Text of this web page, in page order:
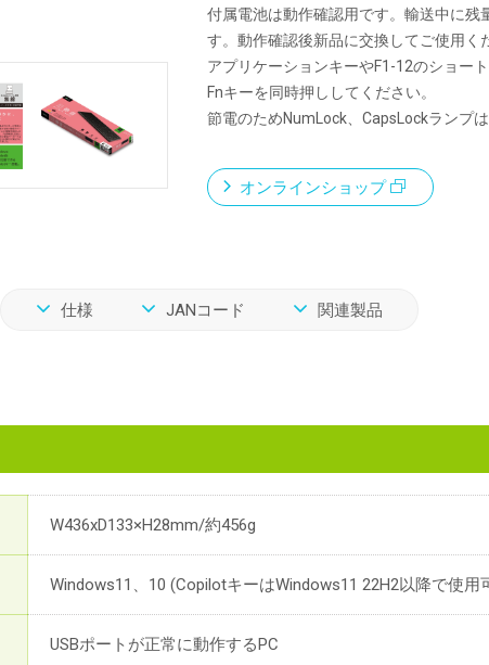
付属電池は動作確認用です。輸送中に残
す。動作確認後新品に交換してご使用く
アプリケーションキーやF1-12のショー
Fnキーを同時押ししてください。
節電のためNumLock、CapsLockランプ
オンラインショップ
仕様 JANコード 関連製品
W436xD133×H28mm/約456g
Windows11、10 (CopilotキーはWindows11 22H2以降で使用
USBポートが正常に動作するPC